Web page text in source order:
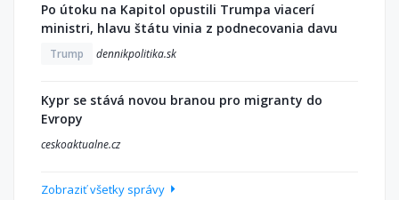
Po útoku na Kapitol opustili Trumpa viacerí
ministri, hlavu štátu vinia z podnecovania davu
Trump dennikpolitika.sk
Kypr se stává novou branou pro migranty do
Evropy
ceskoaktualne.cz
Zobraziť všetky správy